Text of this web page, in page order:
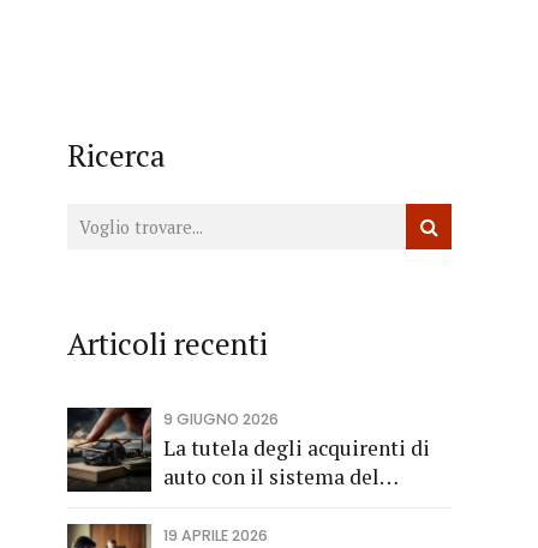
Ricerca
Articoli recenti
9 GIUGNO 2026
La tutela degli acquirenti di
auto con il sistema del
19 APRILE 2026